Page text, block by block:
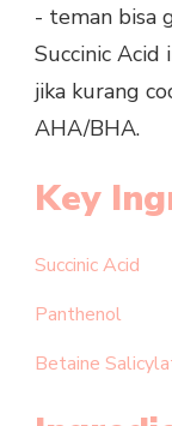
- teman bisa
Succinic Acid
jika kurang
AHA/BHA.
Key
Succinic Acid
Panthenol
Betaine